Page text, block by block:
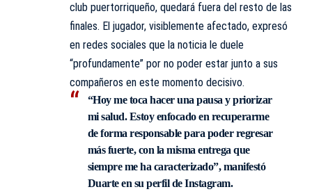
club puertorriqueño, quedará fuera del resto de las
finales. El jugador, visiblemente afectado, expresó
en redes sociales que la noticia le duele
“profundamente” por no poder estar junto a sus
compañeros en este momento decisivo.
“Hoy me toca hacer una pausa y priorizar
mi salud. Estoy enfocado en recuperarme
de forma responsable para poder regresar
más fuerte, con la misma entrega que
siempre me ha caracterizado”, manifestó
Duarte en su perfil de Instagram.